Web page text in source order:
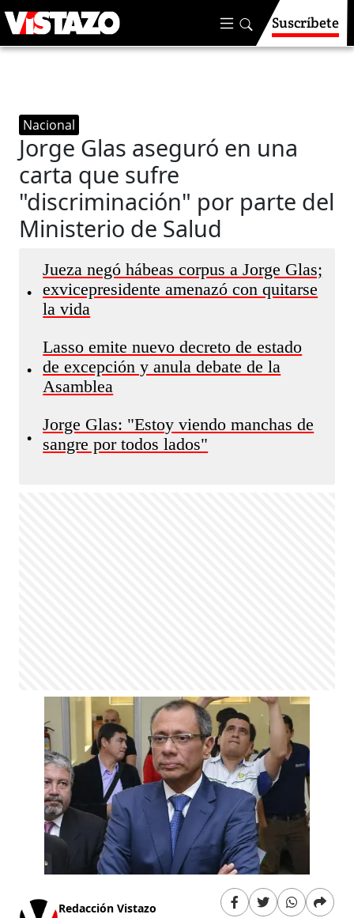
Suscríbete
Nacional
Jorge Glas aseguró en una
carta que sufre
"discriminación" por parte del
Ministerio de Salud
•
Jueza negó hábeas corpus a Jorge Glas;
exvicepresidente amenazó con quitarse
la vida
•
Lasso emite nuevo decreto de estado
de excepción y anula debate de la
Asamblea
•
Jorge Glas: "Estoy viendo manchas de
sangre por todos lados"
Redacción Vistazo